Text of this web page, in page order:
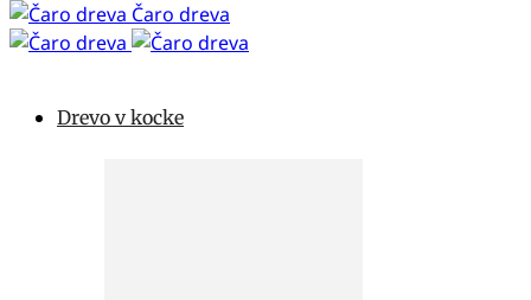
Čaro dreva
Drevo v kocke